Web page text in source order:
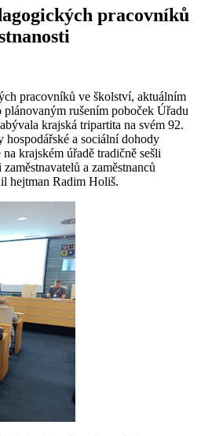
pracovníků
pracovníků ve školství, aktuálním
plánovaným rušením poboček Úřadu
krajská tripartita na svém 92.
hospodářské a sociální dohody
krajském úřadě tradičně sešli
a zaměstnanců
hejtman Radim Holiš.